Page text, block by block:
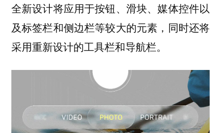
全新设计将应用于按钮、滑块、媒体控件以
及标签栏和侧边栏等较大的元素，同时还将
采用重新设计的工具栏和导航栏。